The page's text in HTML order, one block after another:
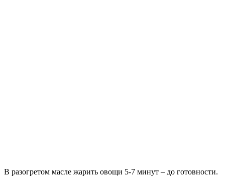
В разогретом масле жарить овощи 5-7 минут – до готовности.